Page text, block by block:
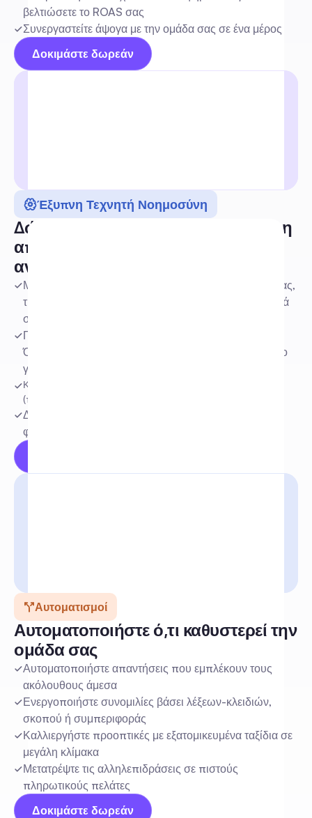
βελτιώσετε το ROAS σας
Συνεργαστείτε άψογα με την ομάδα σας σε ένα μέρος
Δοκιμάστε δωρεάν
Έξυπνη Τεχνητή Νοημοσύνη
Δώστε στους πελάτες σας τη δύναμη
απαντήσεων που μοιάζουν με
ανθρώπινες από AI
Μαθαίνει συνεχώς και βελτιώνεται από τα έγγραφά σας,
τις βάσεις δεδομένων, την ιστοσελίδα και τα κοινωνικά
σας δίκτυα
Προσαρμόζεται τέλεια στη φωνή της επωνυμίας σας.
Όσο περισσότερο το χρησιμοποιείτε, τόσο πιο έξυπνο
γίνεται.
Κατανοεί το πλαίσιο με αυτόματη ανίχνευση συναισθήματος
(πρόθεση αγοράς, κλπ.)
Δημιουργεί ταχύτερες, εξυπνότερες απαντήσεις που
φαίνονται πραγματικά ανθρώπινες
Αυτοματισμοί
Αυτοματοποιήστε ό,τι καθυστερεί την
ομάδα σας
Αυτοματοποιήστε απαντήσεις που εμπλέκουν τους
ακόλουθους άμεσα
Ενεργοποιήστε συνομιλίες βάσει λέξεων-κλειδιών,
σκοπού ή συμπεριφοράς
Καλλιεργήστε προοπτικές με εξατομικευμένα ταξίδια σε
μεγάλη κλίμακα
Μετατρέψτε τις αλληλεπιδράσεις σε πιστούς
πληρωτικούς πελάτες
Δοκιμάστε δωρεάν